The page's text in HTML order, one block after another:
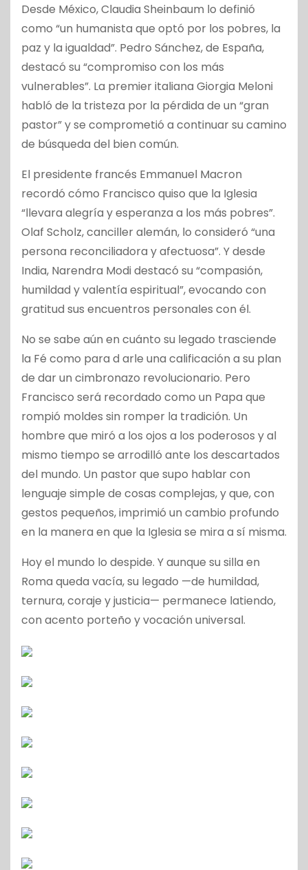
Desde México, Claudia Sheinbaum lo definió
como “un humanista que optó por los pobres, la
paz y la igualdad”. Pedro Sánchez, de España,
destacó su “compromiso con los más
vulnerables”. La premier italiana Giorgia Meloni
habló de la tristeza por la pérdida de un “gran
pastor” y se comprometió a continuar su camino
de búsqueda del bien común.
El presidente francés Emmanuel Macron
recordó cómo Francisco quiso que la Iglesia
“llevara alegría y esperanza a los más pobres”.
Olaf Scholz, canciller alemán, lo consideró “una
persona reconciliadora y afectuosa”. Y desde
India, Narendra Modi destacó su “compasión,
humildad y valentía espiritual”, evocando con
gratitud sus encuentros personales con él.
No se sabe aún en cuánto su legado trasciende
la Fé como para d arle una calificación a su plan
de dar un cimbronazo revolucionario. Pero
Francisco será recordado como un Papa que
rompió moldes sin romper la tradición. Un
hombre que miró a los ojos a los poderosos y al
mismo tiempo se arrodilló ante los descartados
del mundo. Un pastor que supo hablar con
lenguaje simple de cosas complejas, y que, con
gestos pequeños, imprimió un cambio profundo
en la manera en que la Iglesia se mira a sí misma.
Hoy el mundo lo despide. Y aunque su silla en
Roma queda vacía, su legado —de humildad,
ternura, coraje y justicia— permanece latiendo,
con acento porteño y vocación universal.